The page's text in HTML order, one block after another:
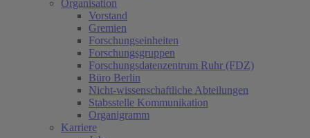
Organisation
Vorstand
Gremien
Forschungseinheiten
Forschungsgruppen
Forschungsdatenzentrum Ruhr (FDZ)
Büro Berlin
Nicht-wissenschaftliche Abteilungen
Stabsstelle Kommunikation
Organigramm
Karriere